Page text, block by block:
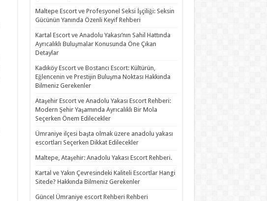
Maltepe Escort ve Profesyonel Seksi İşçiliği: Seksin
Gücünün Yanında Özenli Keyif Rehberi
Kartal Escort ve Anadolu Yakası’nın Sahil Hattında
Ayrıcalıklı Buluşmalar Konusunda Öne Çıkan
Detaylar
Kadıköy Escort ve Bostancı Escort: Kültürün,
Eğlencenin ve Prestijin Buluşma Noktası Hakkında
Bilmeniz Gerekenler
Ataşehir Escort ve Anadolu Yakası Escort Rehberi:
Modern Şehir Yaşamında Ayrıcalıklı Bir Mola
Seçerken Önem Edilecekler
Ümraniye ilçesi başta olmak üzere anadolu yakası
escortları Seçerken Dikkat Edilecekler
Maltepe, Ataşehir: Anadolu Yakası Escort Rehberi.
Kartal ve Yakın Çevresindeki Kaliteli Escortlar Hangi
Sitede? Hakkında Bilmeniz Gerekenler
Güncel Ümraniye escort Rehberi Rehberi